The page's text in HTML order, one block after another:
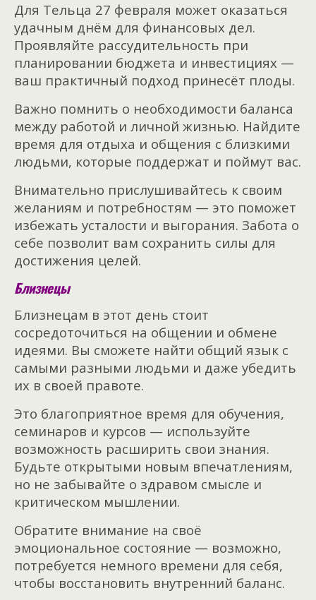
Для Тельца 27 февраля может оказаться
удачным днём для финансовых дел.
Проявляйте рассудительность при
планировании бюджета и инвестициях —
ваш практичный подход принесёт плоды.
Важно помнить о необходимости баланса
между работой и личной жизнью. Найдите
время для отдыха и общения с близкими
людьми, которые поддержат и поймут вас.
Внимательно прислушивайтесь к своим
желаниям и потребностям — это поможет
избежать усталости и выгорания. Забота о
себе позволит вам сохранить силы для
достижения целей.
Близнецы
Близнецам в этот день стоит
сосредоточиться на общении и обмене
идеями. Вы сможете найти общий язык с
самыми разными людьми и даже убедить
их в своей правоте.
Это благоприятное время для обучения,
семинаров и курсов — используйте
возможность расширить свои знания.
Будьте открытыми новым впечатлениям,
но не забывайте о здравом смысле и
критическом мышлении.
Обратите внимание на своё
эмоциональное состояние — возможно,
потребуется немного времени для себя,
чтобы восстановить внутренний баланс.